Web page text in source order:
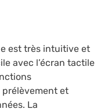
est très intuitive et
avec l’écran tactile
et
La